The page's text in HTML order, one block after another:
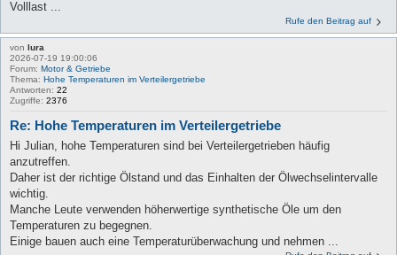
Volllast ...
Rufe den Beitrag auf
von
lura
2026-07-19 19:00:06
Forum: Motor & Getriebe
Thema: Hohe Temperaturen im Verteilergetriebe
Antworten: 22
Zugriffe: 2376
Re: Hohe Temperaturen im Verteilergetriebe
Hi Julian, hohe Temperaturen sind bei Verteilergetrieben häufig
anzutreffen.
Daher ist der richtige Ölstand und das Einhalten der Ölwechselintervalle
wichtig.
Manche Leute verwenden höherwertige synthetische Öle um den
Temperaturen zu begegnen.
Einige bauen auch eine Temperaturüberwachung und nehmen ...